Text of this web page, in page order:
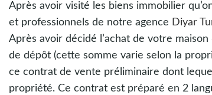
Après avoir visité les biens immobilier
et professionnels de notre agence Diyar
Après avoir décidé l’achat de votre
de dépôt (cette somme varie selon la
ce contrat de vente préliminaire dont
propriété. Ce contrat est préparé en 2